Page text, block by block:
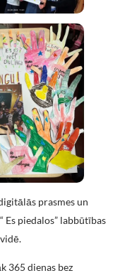
prasmes un
piedalos” labbūtības
365 dienas bez